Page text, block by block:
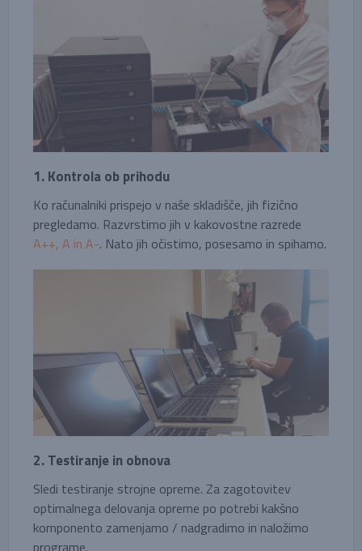
1. Kontrola ob prihodu
Ko računalniki prispejo v naše skladišče, jih fizično
pregledamo. Razvrstimo jih v kakovostne razrede
A++, A in A-. Nato jih očistimo, posesamo in spihamo.
2. Testiranje in obnova
Sledi testiranje strojne opreme. Za zagotovitev
optimalnega delovanja opreme po potrebi kakšno
komponento zamenjamo / nadgradimo in naložimo
programe.